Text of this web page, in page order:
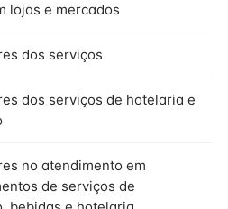
lojas e mercados
dos serviços
dos serviços de hotelaria e
no atendimento em
de serviços de